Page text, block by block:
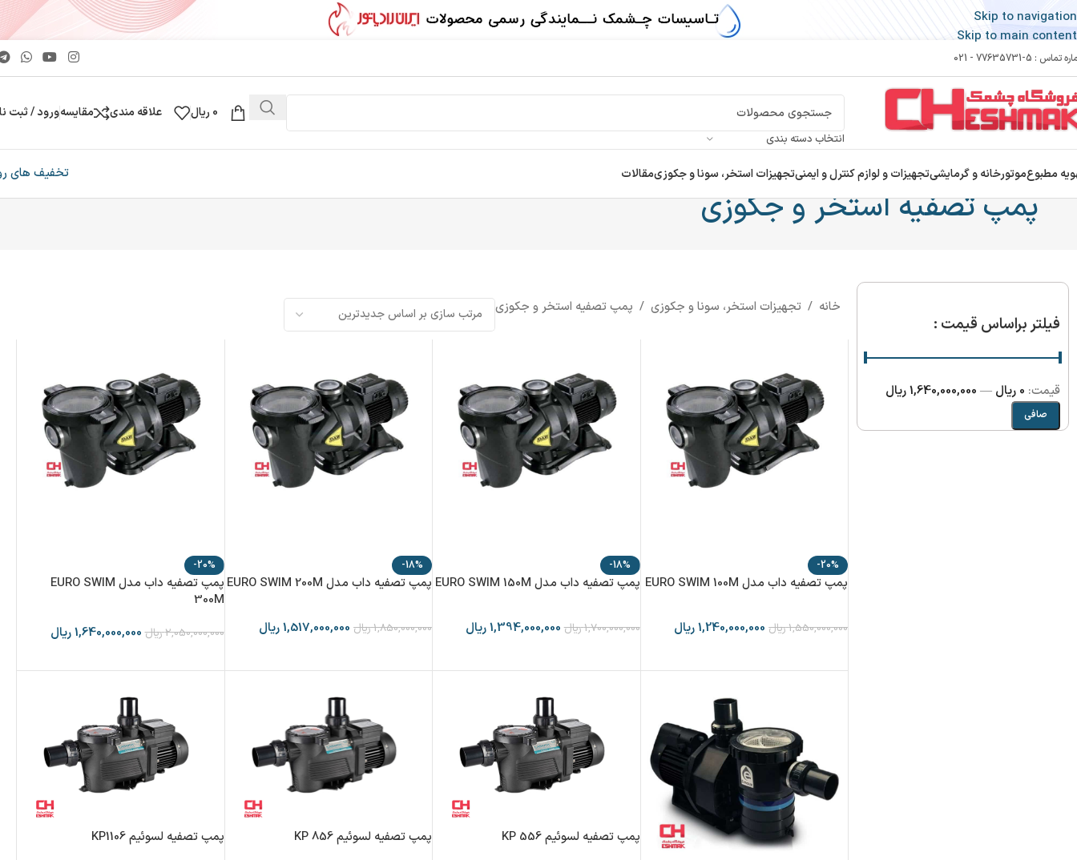
Skip to navigation
Skip to main content
تماس : 5-77635731 - 021
انتخاب دسته بندی
0 ریال علاقه مندی مقایسهورود / ثبت
مطبوعموتورخانه و گرمایشیتجهیزات و لوازم کنترل و ایمنیتجهیزات استخر، سونا و جکوزیمقالات تخفیف های
پمپ تصفیه استخر و جکوزی
فیلتر براساس قیمت :
صافی
قيمت: 0 ریال — 1,640,000,000 ریال
خانه / تجهیزات استخر، سونا و جکوزی / پمپ تصفیه استخر و جکوزی
-20%
پمپ تصفیه داب مدل EURO SWIM 100M
1,550,000,000ریال 1,240,000,000ریال
-18%
پمپ تصفیه داب مدل EURO SWIM 150M
1,700,000,000ریال 1,394,000,000ریال
-18%
پمپ تصفیه داب مدل EURO SWIM 200M
1,850,000,000ریال 1,517,000,000ریال
-20%
پمپ تصفیه داب مدل EURO SWIM
300M
2,050,000,000ریال 1,640,000,000ریال
پمپ تصفیه لسوئیم KP 556 پمپ تصفیه لسوئیم KP 856 پمپ تصفیه لسوئیم KP1106